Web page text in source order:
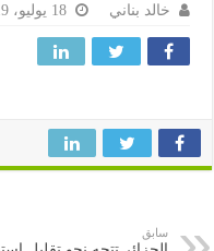
خالد بناني